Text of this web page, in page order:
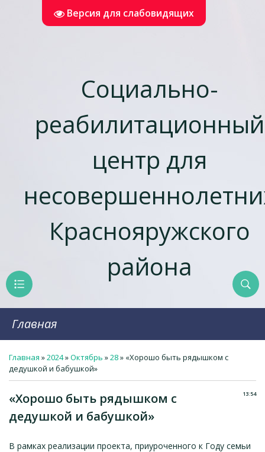
Версия для слабовидящих
Социально-
реабилитационный
центр для
Краснояружского
района
Главная
Главная »2024»Октябрь »28» «Хорошо быть рядышком с
дедушкой и бабушкой»
13:54
«Хорошо быть рядышком с
дедушкой и бабушкой»
В рамках реализации проекта, приуроченного к Году семьи